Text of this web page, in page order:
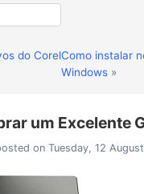
do CorelComo instalar
Windows »
um Excelente
on Tuesday, 12